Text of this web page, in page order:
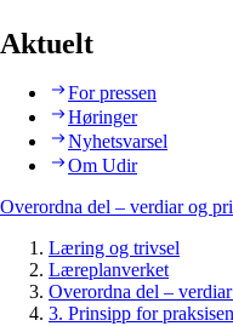
Aktuelt
For pressen
Høringer
Nyhetsvarsel
Om Udir
Overordna del – verdiar og
Læring og trivsel
Læreplanverket
Overordna del –
3. Prinsipp for